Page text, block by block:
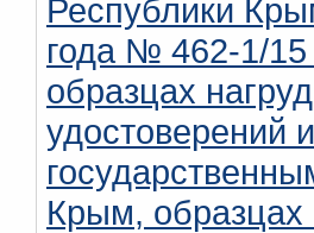
Республики
года № 462-1/
образцах
удостоверений
Крым, образцах